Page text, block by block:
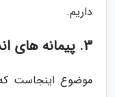
داریم.
3. پیمانه های اندازه گیری
موضوع اینجاست